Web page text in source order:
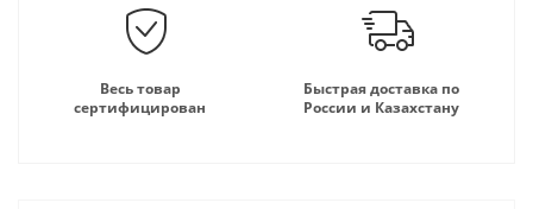
Весь товар
сертифицирован
Быстрая доставка по
России и Казахстану